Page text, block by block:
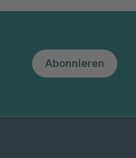
Abonnieren